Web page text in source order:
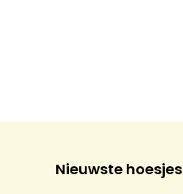
Nieuwste hoesjes